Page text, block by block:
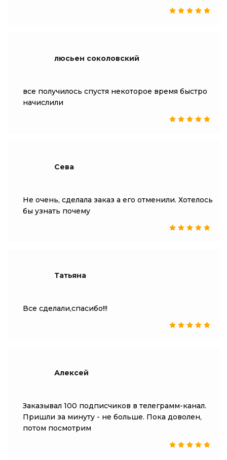
люсьен соколовский
все получилось спустя некоторое время быстро
начислили
Сева
Не очень, сделала заказ а его отменили. Хотелось
бы узнать почему
Татьяна
Все сделали,спасибо!!!
Алексей
Заказывал 100 подписчиков в телеграмм-канал.
Пришли за минуту - не больше. Пока доволен,
потом посмотрим